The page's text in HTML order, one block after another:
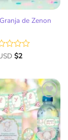
de Zenon
$2
Añadir
a la
lista
de
deseos